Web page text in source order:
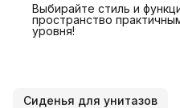
Выбирайте стиль и
пространство
уровня!
Сиденья для унитазов